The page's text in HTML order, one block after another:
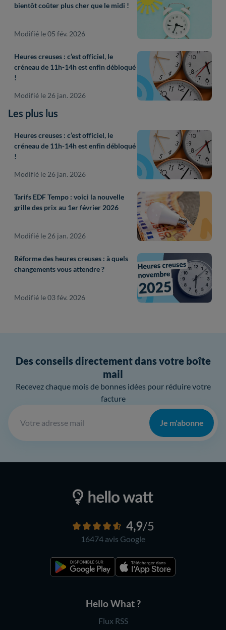
bientôt coûter plus cher que le midi !
Modifié le 05 fév. 2026
Heures creuses : c’est officiel, le
créneau de 11h-14h est enfin débloqué
!
Modifié le 26 jan. 2026
Les plus lus
Heures creuses : c’est officiel, le
créneau de 11h-14h est enfin débloqué
!
Modifié le 26 jan. 2026
Tarifs EDF Tempo : voici la nouvelle
grille des prix au 1er février 2026
Modifié le 26 jan. 2026
Réforme des heures creuses : à quels
changements vous attendre ?
Modifié le 03 fév. 2026
Des conseils directement dans votre boîte
mail
Recevez chaque mois de bonnes idées pour réduire votre
facture
Je m'abonne
4,9/5
16474 avis Google
Hello What ?
Flux RSS